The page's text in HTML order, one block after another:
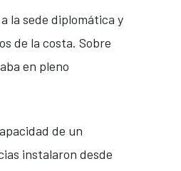
la sede diplomática y
de la costa. Sobre
en pleno
de un
instalaron desde